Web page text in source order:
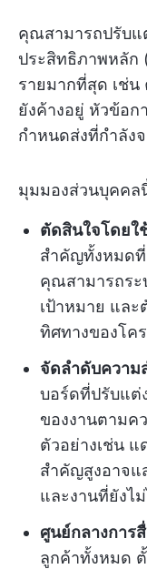
คุณสามารถปรับแ
ประสิทธิภาพหลัก
รายมากที่สุด เช่น
ยังค้างอยู่ หัวข้อก
กำหนดส่งที่กำลัง
มุมมองส่วนบุคค
ตัดสินใจโดยใ
สำคัญทั้งหมดที่
คุณสามารถร
เป้าหมาย แล
ทิศทางของโค
จัดลำดับความ
บอร์ดที่ปรับแ
ของงานตามค
ตัวอย่างเช่น
สำคัญสูงอาจแ
และงานที่ยังไ
ศูนย์กลางการ
ลูกค้าทั้งหมด